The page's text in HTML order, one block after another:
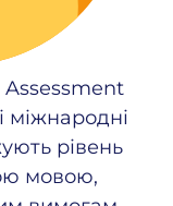
міжнародні
рівень
мовою,